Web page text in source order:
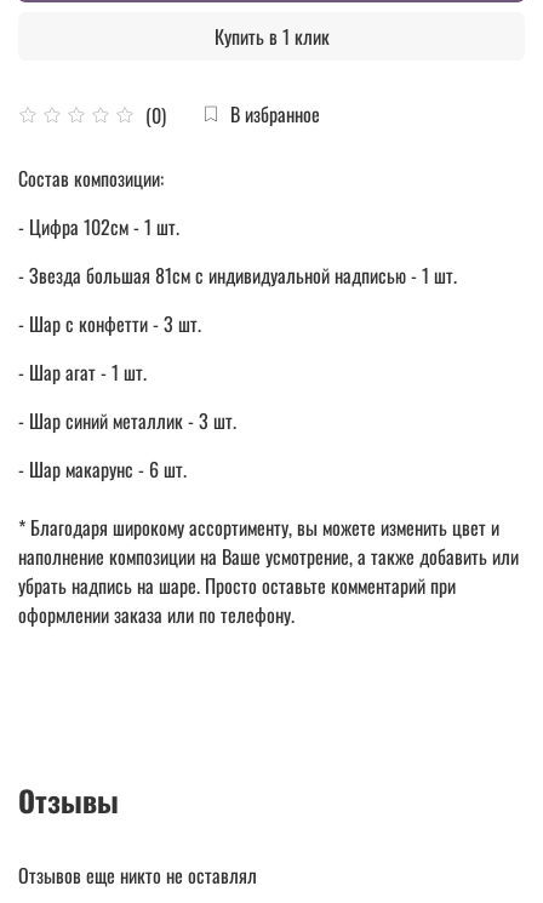
(0) В избранное
Купить в 1 клик
Состав композиции:
- Цифра 102см - 1 шт.
- Звезда большая 81см с индивидуальной надписью - 1 шт.
- Шар с конфетти - 3 шт.
- Шар агат - 1 шт.
- Шар синий металлик - 3 шт.
- Шар макарунс - 6 шт.
* Благодаря широкому ассортименту, вы можете изменить цвет и
наполнение композиции на Ваше усмотрение, а также добавить или
убрать надпись на шаре. Просто оставьте комментарий при
оформлении заказа или по телефону.
Отзывы
Отзывов еще никто не оставлял